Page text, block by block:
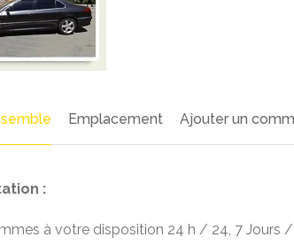
Emplacement Ajouter un
:
à votre disposition 24 h / 24, 7 Jours